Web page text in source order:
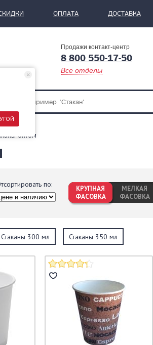
ОПЛАТА ДОСТАВКА
Продажи контакт-центр
8 800 550-17-50
Все отделы
оптом
по:
КРУПНАЯ
ФАСОВКА
МЕЛКАЯ
ФАСОВКА
Стаканы 300 мл Стаканы 350 мл